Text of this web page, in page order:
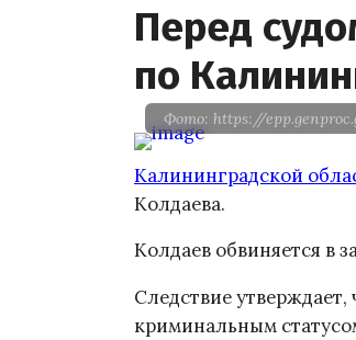
Перед
по
Фото: https://
Калининградской
Колдаева.
Колдаев обвиняется в
Следствие
криминальным